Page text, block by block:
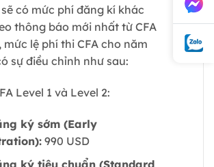
có mức phí đăng kí khác
thông báo mới nhất từ CFA
lệ phí thi CFA cho năm
sự điều chỉnh như sau:
Level 1 và Level 2:
ký sớm (Early
990 USD